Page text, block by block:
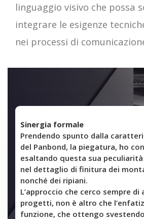
linguaggio visivo che possa
integrare le esigenze
nei processi di
Sinergia formale
Prendendo spunto dalla
del Panbond, la piegatura, ho
esaltando questa sua
nel dettaglio di finitura dei
nonché dei ripiani.
L’approccio che cerco sempre di
progetti, non è altro che
funzione, che ottengo